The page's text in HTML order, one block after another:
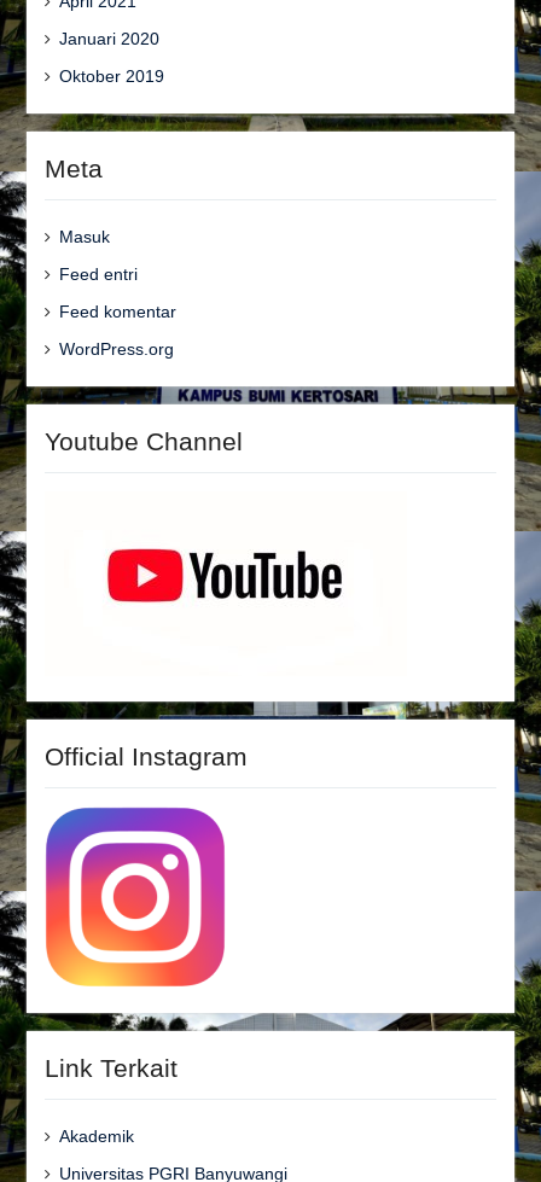
Januari 2020
Oktober 2019
Meta
Masuk
Feed entri
Feed komentar
WordPress.org
Youtube Channel
Official Instagram
Link Terkait
Akademik
Universitas PGRI Banyuwangi